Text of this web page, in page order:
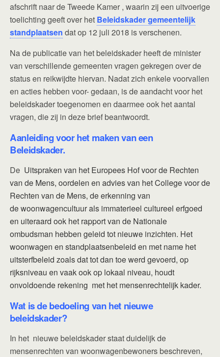
afschrift naar de Tweede Kamer , waarin zij een uitvoerige
toelichting geeft over het Beleidskader gemeentelijk
standplaatsen dat op 12 juli 2018 is verschenen.
Na de publicatie van het beleidskader heeft de minister
van verschillende gemeenten vragen gekregen over de
status en reikwijdte hiervan. Nadat zich enkele voorvallen
en acties hebben voor- gedaan, is de aandacht voor het
beleidskader toegenomen en daarmee ook het aantal
vragen, die zij in deze brief beantwoordt.
Aanleiding voor het maken van een
Beleidskader.
De Uitspraken van het Europees Hof voor de Rechten
van de Mens, oordelen en advies van het College voor de
Rechten van de Mens, de erkenning van
dewoonwagencultuur als immaterieel cultureel erfgoed
en uiteraard ook het rapportvan de Nationale
ombudsman hebben geleid tot nieuwe inzichten. Het
woonwagen en standplaatsenbeleid en met name het
uitsterfbeleid zoals dat tot dan toe werd gevoerd, op
rijksniveau en vaakook op lokaal niveau, houdt
onvoldoende rekening met het mensenrechtelijk kader.
Wat is de bedoeling van het nieuwe
beleidskader?
In het nieuwe beleidskader staat duidelijk de
mensenrechten van woonwagenbewoners beschreven,